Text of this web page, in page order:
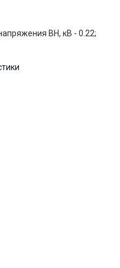
ВН, кВ - 0.22;